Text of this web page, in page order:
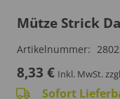
Mütze Strick
Artikelnummer:
8,33 € Inkl. MwSt.
Sofort